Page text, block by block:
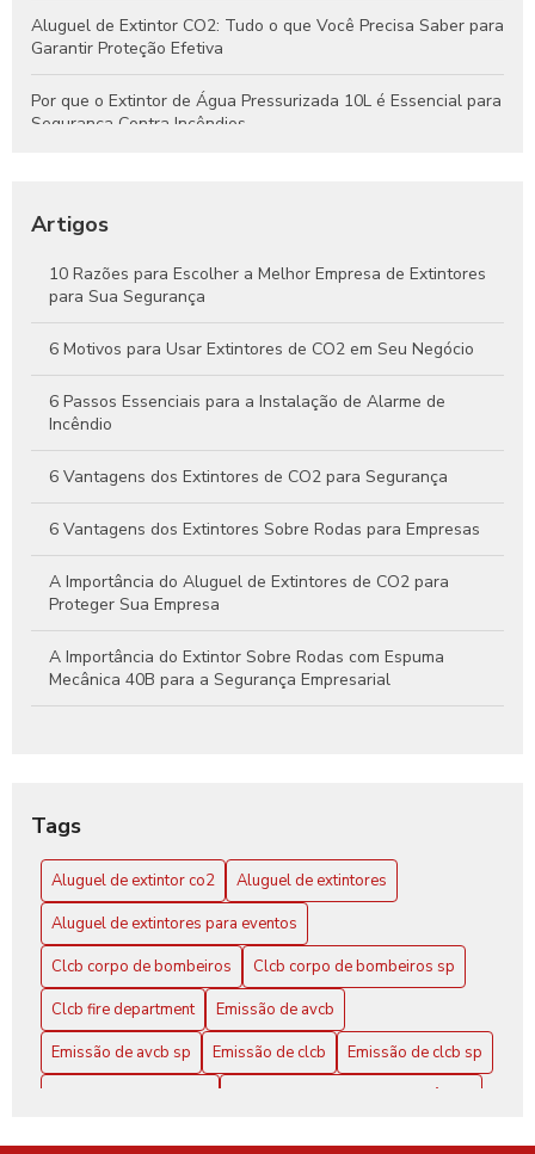
Aluguel de Extintor CO2: Tudo o que Você Precisa Saber para
Garantir Proteção Efetiva
Por que o Extintor de Água Pressurizada 10L é Essencial para
Segurança Contra Incêndios
Essenciais na Segurança Contra Incêndios
Guia Completo Sobre Extintores de CO2 4kg para Proteção
Eficaz Contra Incêndios
Artigos
10 Razões para Escolher a Melhor Empresa de Extintores
para Sua Segurança
6 Motivos para Usar Extintores de CO2 em Seu Negócio
6 Passos Essenciais para a Instalação de Alarme de
Incêndio
6 Vantagens dos Extintores de CO2 para Segurança
6 Vantagens dos Extintores Sobre Rodas para Empresas
A Importância do Aluguel de Extintores de CO2 para
Proteger Sua Empresa
A Importância do Extintor Sobre Rodas com Espuma
Mecânica 40B para a Segurança Empresarial
para Garantir Proteção Efetiva
Aluguel de Extintores: Guia Completo para Garantir
Segurança e Conformidade em Seu Espaço
Clcb Corpo de Bombeiros SP: Conheça a Atuação
CLCB Corpo de Bombeiros SP: Conheça Mais
CLCB Corpo de Bombeiros SP: Tudo Sobre o Curso
Tags
Aluguel de extintor co2
Aluguel de extintores
Aluguel de extintores para eventos
Clcb corpo de bombeiros
Clcb corpo de bombeiros sp
Clcb fire department
Emissão de avcb
Emissão de avcb sp
Emissão de clcb
Emissão de clcb sp
Empresa de extintores de incêndio